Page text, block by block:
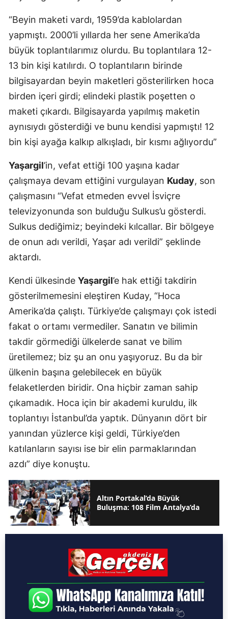
“Beyin maketi vardı, 1959’da kablolardan
yapmıştı. 2000’li yıllarda her sene Amerika’da
büyük toplantılarımız olurdu. Bu toplantılara 12-
13 bin kişi katılırdı. O toplantıların birinde
bilgisayardan beyin maketleri gösterilirken hoca
birden içeri girdi; elindeki plastik poşetten o
maketi çıkardı. Bilgisayarda yapılmış maketin
aynısıydı gösterdiği ve bunu kendisi yapmıştı! 12
bin kişi ayağa kalkıp alkışladı, bir kısmı ağlıyordu”
Yaşargil’in, vefat ettiği 100 yaşına kadar
çalışmaya devam ettiğini vurgulayan Kuday, son
çalışmasını “Vefat etmeden evvel İsviçre
televizyonunda son bulduğu Sulkus’u gösterdi.
Sulkus dediğimiz; beyindeki kılcallar. Bir bölgeye
de onun adı verildi, Yaşar adı verildi” şeklinde
aktardı.
Kendi ülkesinde Yaşargil’e hak ettiği takdirin
gösterilmemesini eleştiren Kuday, “Hoca
Amerika’da çalıştı. Türkiye’de çalışmayı çok istedi
fakat o ortamı vermediler. Sanatın ve bilimin
takdir görmediği ülkelerde sanat ve bilim
üretilemez; biz şu an onu yaşıyoruz. Bu da bir
ülkenin başına gelebilecek en büyük
felaketlerden biridir. Ona hiçbir zaman sahip
çıkamadık. Hoca için bir akademi kuruldu, ilk
toplantıyı İstanbul’da yaptık. Dünyanın dört bir
yanından yüzlerce kişi geldi, Türkiye’den
katılanların sayısı ise bir elin parmaklarından
azdı” diye konuştu.
Altın Portakal’da Büyük
Buluşma: 108 Film Antalya’da